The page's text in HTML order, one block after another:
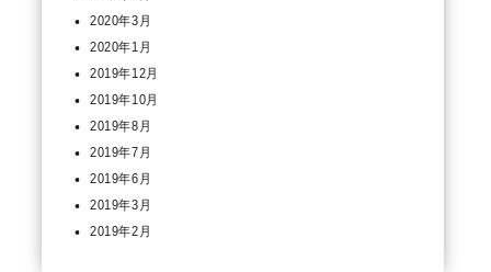
2020年3月
2020年1月
2019年12月
2019年10月
2019年8月
2019年7月
2019年6月
2019年3月
2019年2月